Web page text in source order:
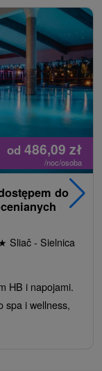
od 486,09 zł
/noc/osoba
do
Sliač - Sielnica
HB i napojami.
spa i wellness,